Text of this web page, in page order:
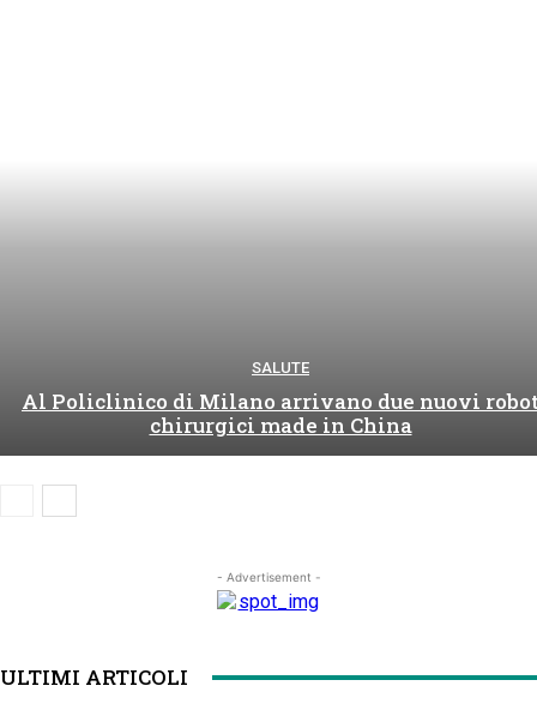
SALUTE
Al Policlinico di Milano arrivano due nuovi
chirurgici made in China
- Advertisement -
ULTIMI ARTICOLI